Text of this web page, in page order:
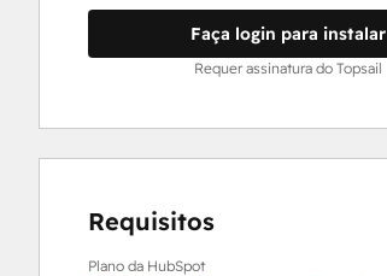
Faça login para instalar
Requer assinatura do Topsail
Requisitos
Plano da HubSpot